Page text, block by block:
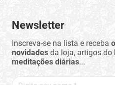
Newsletter
Inscreva-se na lista e receba
novidadesda loja, artigos do
meditações diárias...